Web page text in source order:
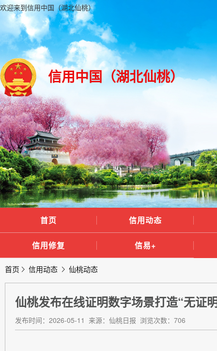
欢迎来到信用中国（湖北仙桃）
信用中国（湖北仙桃）
首页 信用动态
信用修复 信易+
首页 信用动态 仙桃动态
仙桃发布在线证明数字场景打造“无证
发布时间：2026-05-11 来源：仙桃日报 浏览次数：706